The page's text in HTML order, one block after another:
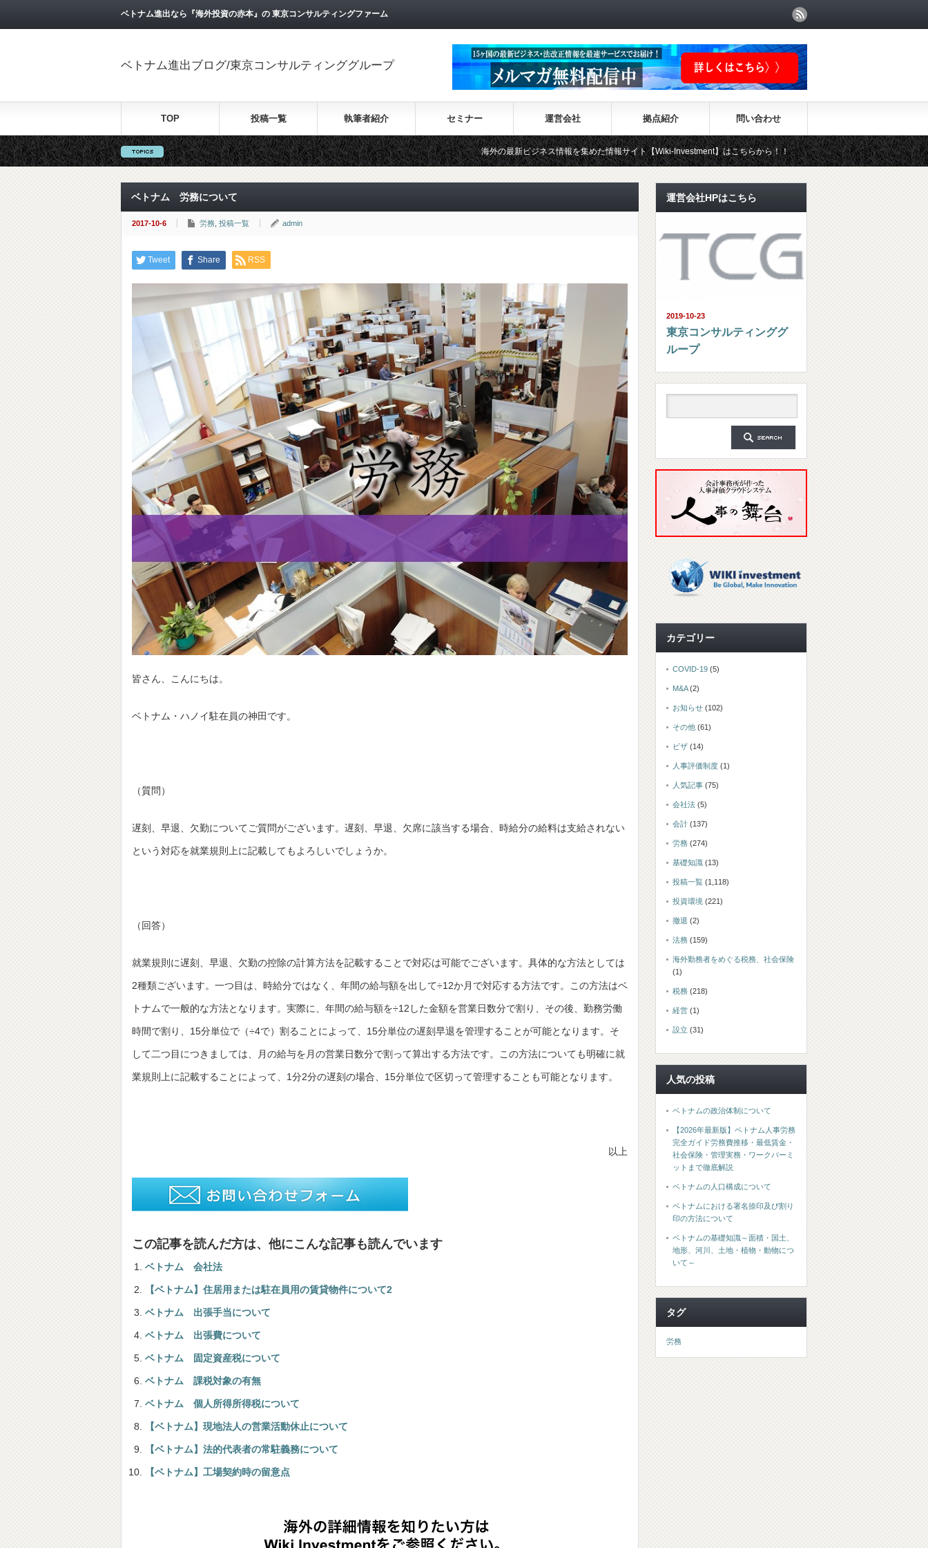
ベトナム進出なら『海外投資の赤本』の 東京コンサルティングファーム
ベトナム進出ブログ/東京コンサルティンググループ
TOP 投稿一覧 執筆者紹介 セミナー 運営会社 拠点紹介 問い合わせ
海外の最新ビジネス情報を集めた情報サイト【Wiki-Investment】はこちらから！！
ベトナム 労務について
2017-10-6 労務 投稿一覧 admin
Tweet Share RSS
皆さん、こんにちは。
ベトナム・ハノイ駐在員の神田です。
（質問）
遅刻、早退、欠勤についてご質問がございます。遅刻、早退、欠席に該当する場合、時給分の給料は支給されない
という対応を就業規則上に記載してもよろしいでしょうか。
（回答）
就業規則に遅刻、早退、欠勤の控除の計算方法を記載することで対応は可能でございます。具体的な方法としては
2種類ございます。一つ目は、時給分ではなく、年間の給与額を出して÷12か月で対応する方法です。この方法はベ
トナムで一般的な方法となります。実際に、年間の給与額を÷12した金額を営業日数分で割り、その後、勤務労働
時間で割り、15分単位で（÷4で）割ることによって、15分単位の遅刻早退を管理することが可能となります。そ
して二つ目につきましては、月の給与を月の営業日数分で割って算出する方法です。この方法についても明確に就
業規則上に記載することによって、1分2分の遅刻の場合、15分単位で区切って管理することも可能となります。
以上
この記事を読んだ方は、他にこんな記事も読んでいます
ベトナム 会社法
【ベトナム】住居用または駐在員用の賃貸物件について2
ベトナム 出張手当について
ベトナム 出張費について
ベトナム 固定資産税について
ベトナム 課税対象の有無
ベトナム 個人所得所得税について
【ベトナム】現地法人の営業活動休止について
【ベトナム】法的代表者の常駐義務について
【ベトナム】工場契約時の留意点
運営会社HPはこちら
2019-10-23
東京コンサルティンググ
ループ
カテゴリー
COVID-19 (5)
M&A(2)
お知らせ (102)
その他 (61)
ビザ (14)
人事評価制度 (1)
人気記事 (75)
会社法 (5)
会計 (137)
労務 (274)
基礎知識 (13)
投稿一覧 (1,118)
投資環境 (221)
撤退 (2)
法務 (159)
海外勤務者をめぐる税務、社会保険
(1)
税務 (218)
経営 (1)
設立 (31)
人気の投稿
ベトナムの政治体制について
【2026年最新版】ベトナム人事労務
完全ガイド労務費推移・最低賃金・
社会保険・管理実務・ワークパーミ
ットまで徹底解説
ベトナムの人口構成について
ベトナムにおける署名捺印及び割り
印の方法について
ベトナムの基礎知識～面積・国土、
地形、河川、土地・植物・動物につ
いて～
タグ
労務